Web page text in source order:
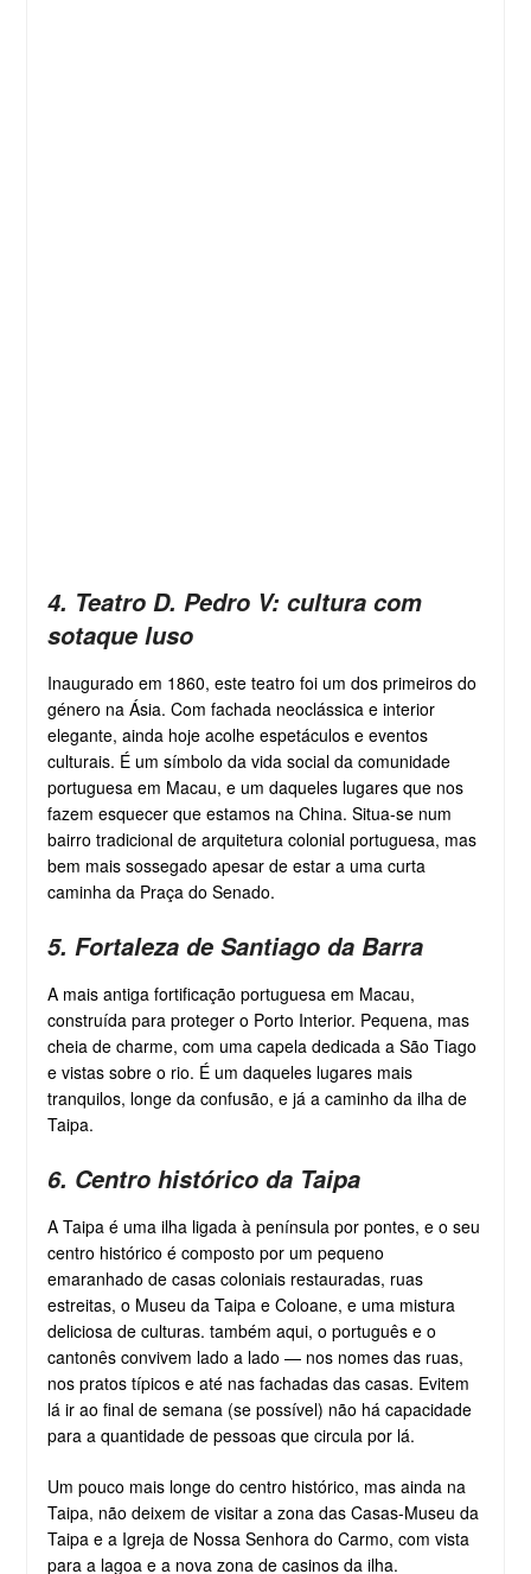
4. Teatro D. Pedro V: cultura com
sotaque luso
Inaugurado em 1860, este teatro foi um dos primeiros do
género na Ásia. Com fachada neoclássica e interior
elegante, ainda hoje acolhe espetáculos e eventos
culturais. É um símbolo da vida social da comunidade
portuguesa em Macau, e um daqueles lugares que nos
fazem esquecer que estamos na China. Situa-se num
bairro tradicional de arquitetura colonial portuguesa, mas
bem mais sossegado apesar de estar a uma curta
caminha da Praça do Senado.
5. Fortaleza de Santiago da Barra
A mais antiga fortificação portuguesa em Macau,
construída para proteger o Porto Interior. Pequena, mas
cheia de charme, com uma capela dedicada a São Tiago
e vistas sobre o rio. É um daqueles lugares mais
tranquilos, longe da confusão, e já a caminho da ilha de
Taipa.
6. Centro histórico da Taipa
A Taipa é uma ilha ligada à península por pontes, e o seu
centro histórico é composto por um pequeno
emaranhado de casas coloniais restauradas, ruas
estreitas, o Museu da Taipa e Coloane, e uma mistura
deliciosa de culturas. também aqui, o português e o
cantonês convivem lado a lado — nos nomes das ruas,
nos pratos típicos e até nas fachadas das casas. Evitem
lá ir ao final de semana (se possível) não há capacidade
para a quantidade de pessoas que circula por lá.
Um pouco mais longe do centro histórico, mas ainda na
Taipa, não deixem de visitar a zona das Casas-Museu da
Taipa e a Igreja de Nossa Senhora do Carmo, com vista
para a lagoa e a nova zona de casinos da ilha.